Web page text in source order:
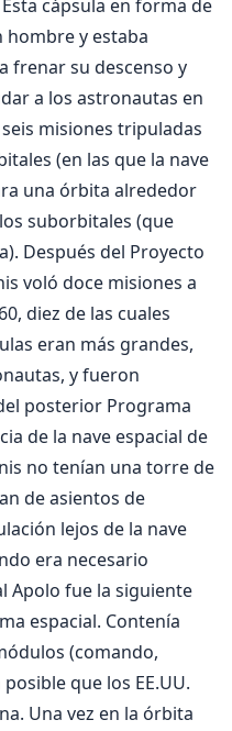
cápsula en forma de
hombre y estaba
frenar su descenso y
a los astronautas en
misiones tripuladas
(en las que la nave
una órbita alrededor
suborbitales (que
Después del Proyecto
voló doce misiones a
diez de las cuales
eran más grandes,
y fueron
posterior Programa
de la nave espacial de
no tenían una torre de
de asientos de
lejos de la nave
era necesario
Apolo fue la siguiente
espacial. Contenía
(comando,
que los EE.UU.
Una vez en la órbita